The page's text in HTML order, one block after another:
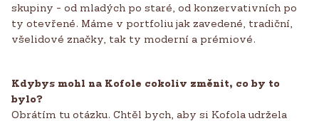
skupiny - od mladých po staré, od konzervativních po
ty otevřené. Máme v portfoliu jak zavedené, tradiční,
všelidové značky, tak ty moderní a prémiové.
Kdybys mohl na Kofole cokoliv změnit, co by to
bylo?
Obrátím tu otázku. Chtěl bych, aby si Kofola udržela